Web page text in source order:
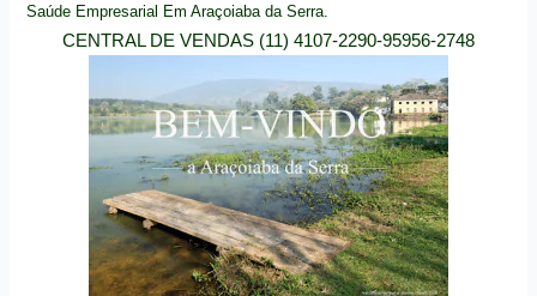
Saúde Empresarial Em Araçoiaba da Serra.
CENTRAL DE VENDAS (11) 4107-2290-95956-2748